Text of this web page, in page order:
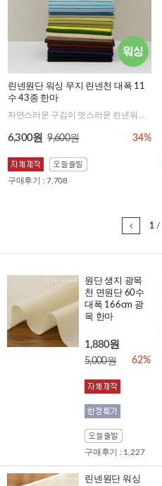
린넨원단 워싱 무지 린넨천 대폭 11
수 43종 한마
6,300원 9,600원 34%
구매후기 : 7,708
1 /
원단 생지 광목
천 면원단 60수
대폭 166cm 광
목 한마
1,880원
5,000원 62%
구매후기 : 1,227
린넨원단 워싱